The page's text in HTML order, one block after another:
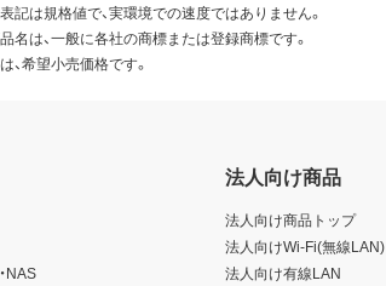
は規格値で、実環境での速度ではありません。
は、一般に各社の商標または登録商標です。
希望小売価格です。
NAS
法人向け商品
法人向け商品トップ
法人向けWi-Fi(無線LAN)
法人向け有線LAN